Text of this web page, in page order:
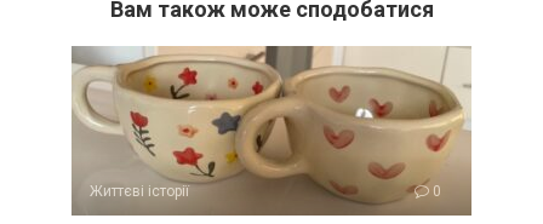
Вам також може сподобатися
Життєві історії 0